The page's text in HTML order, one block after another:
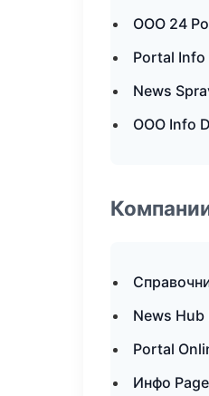
ООО 24
Portal
News
ООО Info
News
Portal
Инфо